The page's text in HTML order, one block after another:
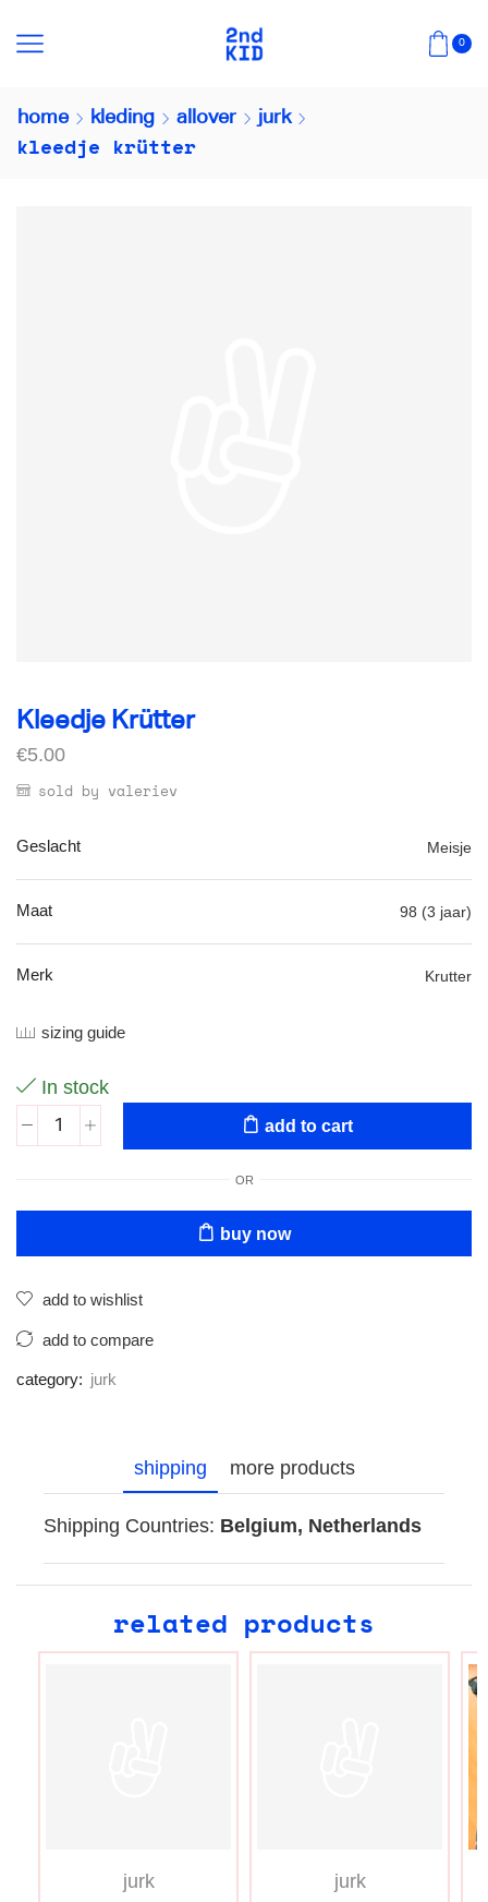
0
home kleding allover jurk
kleedje krütter
Kleedje Krütter
€5.00
sold by valeriev
Geslacht Meisje
Maat 98 (3 jaar)
Merk Krutter
sizing guide
In stock
add to cart
OR
buy now
add to wishlist
add to compare
category: jurk
shipping more products
Shipping Countries: Belgium, Netherlands
related products
jurk jurk